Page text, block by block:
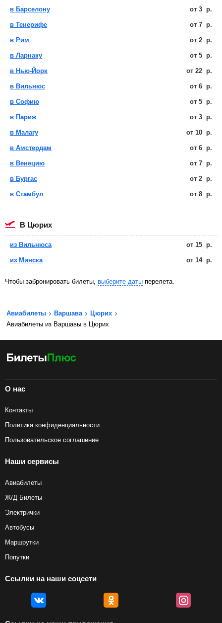
в Барселону от 3 р.
в Тенерифе от 7 р.
в Рим от 2 р.
в Ларнаку от 5 р.
в Нью-Йорк от 22 р.
в Вильнюс от 6 р.
в Софию от 5 р.
в Париж от 3 р.
в Малагу от 10 р.
в Амстердам от 6 р.
в Венецию от 7 р.
в Бургас от 2 р.
в Стамбул от 8 р.
в Цюрих
из Вильнюса от 15 р.
из Минска от 14 р.
Чтобы забронировать билеты, выберите даты перелета.
Авиабилеты Варшава
Цюрих
Авиабилеты из Варшавы в Цюрих
О нас
Контакты
Политика конфиденциальности
Пользовательское соглашение
Наши сервисы
Авиабилеты
Ж/Д Билеты
Электрички
Автобусы
Маршрутки
Попутки
Ссылки на наши соцсети